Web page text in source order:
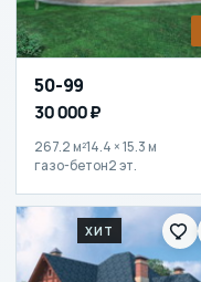
50-99
30 000 ₽
267.2 м²14.4 × 15.3 м
газо-бетон2 эт.
ХИТ